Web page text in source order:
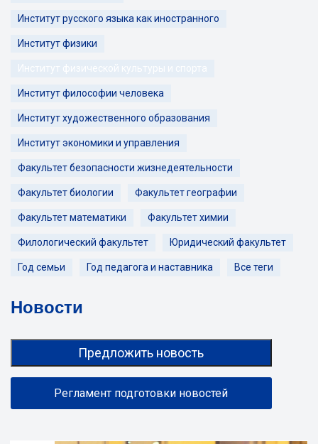
Институт русского языка как иностранного
Институт физики
Институт физической культуры и спорта
Институт философии человека
Институт художественного образования
Институт экономики и управления
Факультет безопасности жизнедеятельности
Факультет биологии Факультет географии
Факультет математики Факультет химии
Филологический факультет Юридический факультет
Год семьи Год педагога и наставника Все теги
Новости
Предложить новость
Регламент подготовки новостей